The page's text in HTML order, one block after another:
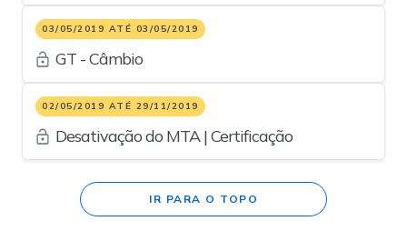
03/05/2019 ATÉ 03/05/2019
GT - Câmbio
02/05/2019 ATÉ 29/11/2019
Desativação do MTA | Certificação
IR PARA O TOPO